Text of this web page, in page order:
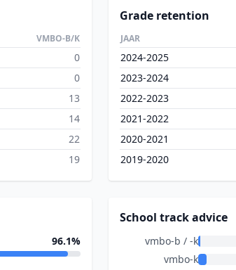
VMBO-B/K
0
0
13
14
22
19
Grade retention
JAAR
2024-2025
2023-2024
2022-2023
2021-2022
2020-2021
2019-2020
96.1%
School track advice
vmbo-b / -k
vmbo-k